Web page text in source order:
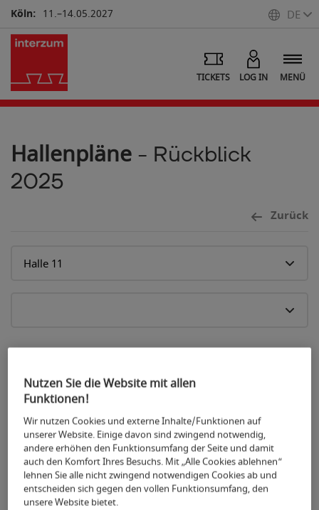
Köln: 11.–14.05.2027 DE
MENÜ
LOG IN
TICKETS
Hallenpläne - Rückblick
2025
Zurück
+
−
Nutzen Sie die Website mit allen
Funktionen!
Wir nutzen Cookies und externe Inhalte/Funktionen auf
unserer Website. Einige davon sind zwingend notwendig,
andere erhöhen den Funktionsumfang der Seite und damit
auch den Komfort Ihres Besuchs. Mit „Alle Cookies ablehnen“
lehnen Sie alle nicht zwingend notwendigen Cookies ab und
entscheiden sich gegen den vollen Funktionsumfang, den
unsere Website bietet.